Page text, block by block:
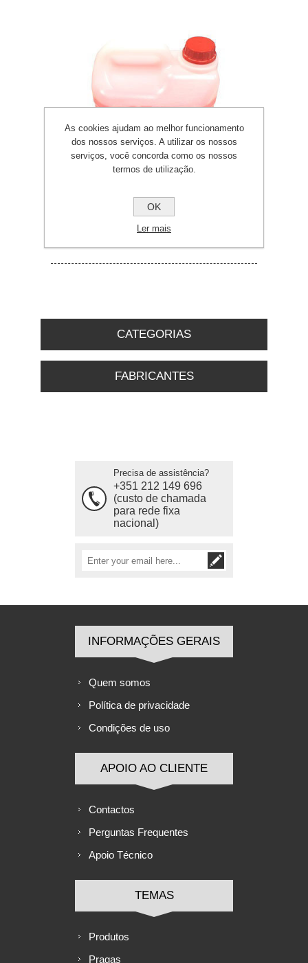
Solvente para Nebulização
CATEGORIAS
FABRICANTES
Precisa de assistência?
+351 212 149 696
(custo de chamada
para rede fixa
nacional)
INFORMAÇÕES GERAIS
Quem somos
Política de privacidade
Condições de uso
APOIO AO CLIENTE
Contactos
Perguntas Frequentes
Apoio Técnico
TEMAS
Produtos
Pragas
As cookies ajudam ao melhor funcionamento
dos nossos serviços. A utilizar os nossos
serviços, você concorda como os nossos
termos de utilização.
OK
Ler mais